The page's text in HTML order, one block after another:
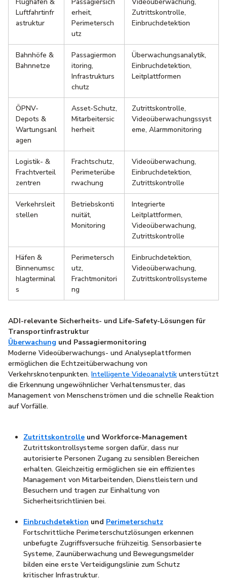
Luftfahrtinfr
astruktur
erheit,
Perimetersch
utz
Zutrittskontrolle,
Einbruchdetektion
Bahnhöfe &
Bahnnetze
Passagiermon
itoring,
Infrastrukturs
chutz
Überwachungsanalytik,
Einbruchdetektion,
Leitplattformen
ÖPNV-
Depots &
Wartungsanl
agen
Asset-Schutz,
Mitarbeitersic
herheit
Zutrittskontrolle,
Videoüberwachungssyst
eme, Alarmmonitoring
Logistik- &
Frachtverteil
zentren
Frachtschutz,
Perimeterübe
rwachung
Videoüberwachung,
Einbruchdetektion,
Zutrittskontrolle
Verkehrsleit
stellen
Betriebskonti
nuität,
Monitoring
Integrierte
Leitplattformen,
Videoüberwachung,
Zutrittskontrolle
Häfen &
Binnenumsc
hlagterminal
s
Perimetersch
utz,
Frachtmonitori
ng
Einbruchdetektion,
Videoüberwachung,
Zutrittskontrollsysteme
ADI-relevante Sicherheits- und Life-Safety-Lösungen für
Transportinfrastruktur
Überwachung und Passagiermonitoring
Moderne Videoüberwachungs- und Analyseplattformen
ermöglichen die Echtzeitüberwachung von
Verkehrsknotenpunkten. Intelligente Videoanalytik unterstützt
die Erkennung ungewöhnlicher Verhaltensmuster, das
Management von Menschenströmen und die schnelle Reaktion
auf Vorfälle.
Zutrittskontrolle und Workforce-Management
Zutrittskontrollsysteme sorgen dafür, dass nur
autorisierte Personen Zugang zu sensiblen Bereichen
erhalten. Gleichzeitig ermöglichen sie ein effizientes
Management von Mitarbeitenden, Dienstleistern und
Besuchern und tragen zur Einhaltung von
Sicherheitsrichtlinien bei.
Einbruchdetektion und Perimeterschutz
Fortschrittliche Perimeterschutzlösungen erkennen
unbefugte Zugriffsversuche frühzeitig. Sensorbasierte
Systeme, Zaunüberwachung und Bewegungsmelder
bilden eine erste Verteidigungslinie zum Schutz
kritischer Infrastruktur.